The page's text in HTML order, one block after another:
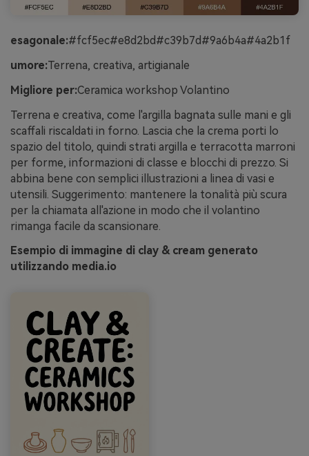
esagonale:#fcf5ec#e8d2bd#c39b7d#9a6b4a#4a2b1f
umore:Terrena, creativa, artigianale
Migliore per:Ceramica workshop Volantino
Terrena e creativa, come l'argilla bagnata sulle mani e gli
scaffali riscaldati in forno. Lascia che la crema porti lo
spazio del titolo, quindi strati argilla e terracotta marroni
per forme, informazioni di classe e blocchi di prezzo. Si
abbina bene con semplici illustrazioni a linea di vasi e
utensili. Suggerimento: mantenere la tonalità più scura
per la chiamata all'azione in modo che il volantino
rimanga facile da scansionare.
Esempio di immagine di clay & cream generato
utilizzando media.io